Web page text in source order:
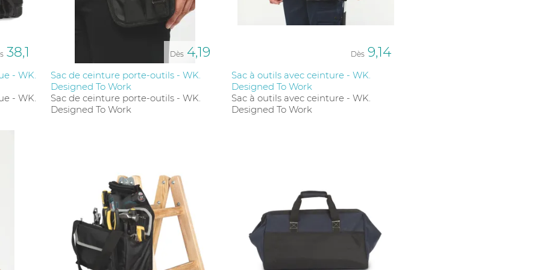
et durable.
gratuites, afin de visualiser votre logo directement sur le produit avant production. Notre objectif est de
votre visibilité avec des produits de qualité, au meilleur prix.
les sacs à outils personnalisés ?
les artisans, les techniciens, les mécaniciens, et les professionnels du bâtiment. Ils conviennent aussi aux
un accès rapide à des outils spécifiques.
sac à outils personnalisé ?
outils compact peut accueillir une dizaine d’outils, tandis qu’un sac à dos pour outils ou un sac en rouleau
spécifiques pour chaque type d’accessoire.
au quotidien ?
ou les sacs de ceinture sont conçus pour un transport ergonomique. Les versions avec fond
38,1
- WK.
- WK.
Dès 4,19
Sac de ceinture porte-outils - WK.
Designed To Work
Sac de ceinture porte-outils - WK.
Designed To Work
Dès 9,14
Sac à outils avec ceinture - WK.
Designed To Work
Sac à outils avec ceinture - WK.
Designed To Work